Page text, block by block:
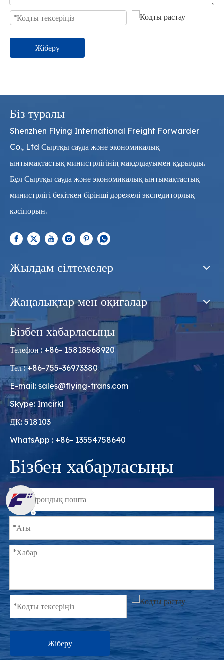
Жіберу
Біз туралы
Shenzhen Flying International Freight Forwarder
Co., Ltd Сыртқы сауда және экономикалық
ынтымақтастық министрлігінің мақұлдауымен құрылды.
Бұл Сыртқы сауда және экономикалық ынтымақтастық
министрлігі бекіткен бірінші дәрежелі экспедиторлық
кәсіпорын.
Жылдам сілтемелер
Жаңалықтар мен оқиғалар
Бізбен хабарласыңы
Телефон : +86- 15818568920
Тел : +86-755-36973380
E-mail: sales@flying-trans.com
Skype: Imcirkl
ДК: 518103
WhatsApp : +86- 13554758640
Бізбен хабарласыңы
Жіберу